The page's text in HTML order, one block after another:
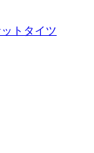
トタイツ